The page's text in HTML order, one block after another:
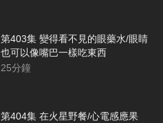
第403集 變得看不見的眼藥水/眼睛
也可以像嘴巴一樣吃東西
25分鐘
第404集 在火星野餐/心電感應果